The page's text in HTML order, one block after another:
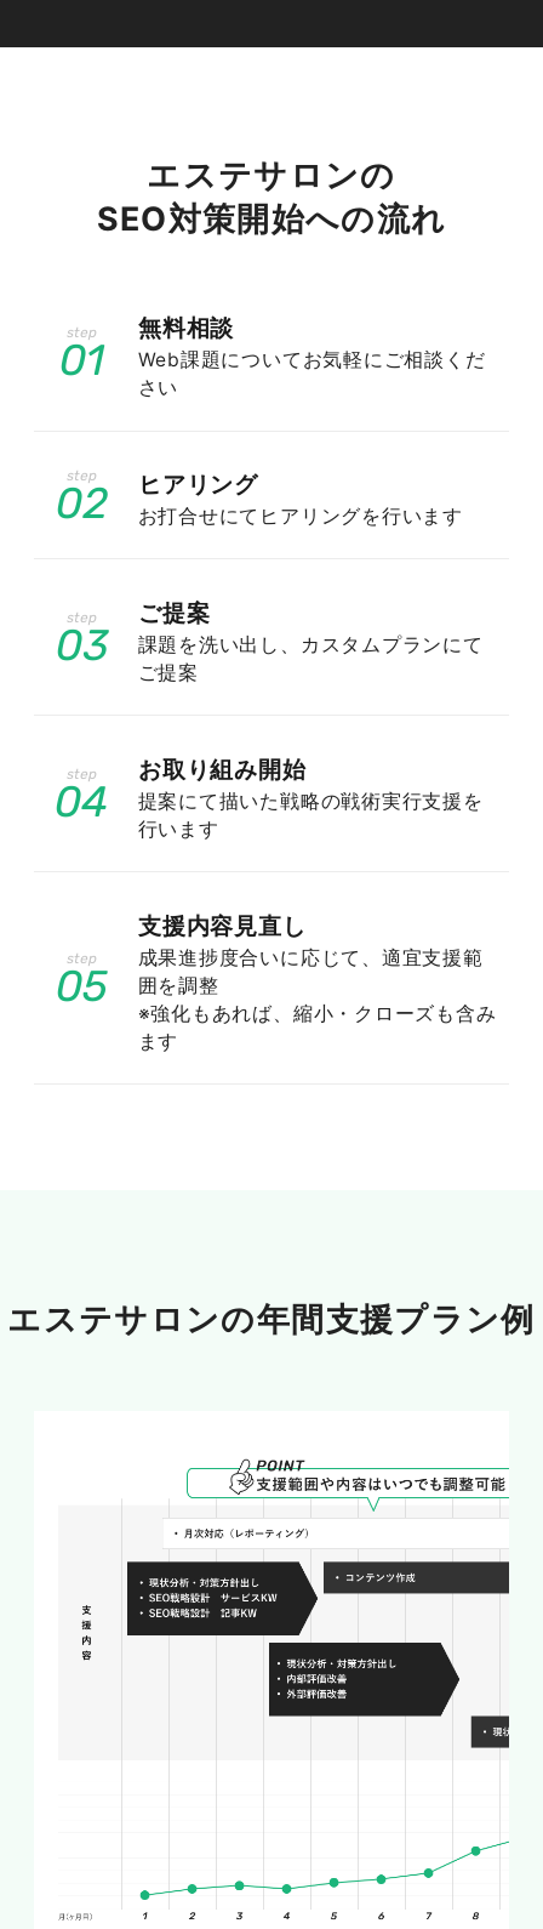
よってさらに集客の好循環が生まれていきます。
エステサロンのSEO対策で狙うべきキ
ーワードの考え方
かの設計でほぼ決まります。エステサロンの場
合、ただ検索数の多い言葉を狙っても競合が強
るか」を見極めること。ここでは、エステサロン
が優先して狙うべきキーワードの考え方を、地
域・悩み・競合性の観点から解説します。
エステサロンは実店舗ビジネスのため、お客様は
通える範囲のサロンしか探しません。そのため
「新宿 エステ」「横浜 痩身エステ」のように、
お客様は「エステに行きたい」のではなく「悩み
を解決したい」と考えています。「二の腕 痩せ
たい」「毛穴 開き 改善」「むくみ 解消」といっ
た悩みベースのキーワードや、「ハイフ」「キャ
ビテーション」などメニュー名での検索は、具体
的なニーズを持った見込み客を集めます。自店舗
が提供できる施術と、お客様が抱える悩みを結び
エステサロンの
SEO対策開始への流れ
01
無料相談
Web課題についてお気軽にご相談くだ
さい
02 ヒアリング
お打合せにてヒアリングを行います
03
ご提案
課題を洗い出し、カスタムプランにて
ご提案
04
お取り組み開始
提案にて描いた戦略の戦術実行支援を
行います
05
支援内容見直し
成果進捗度合いに応じて、適宜支援範
囲を調整
※強化もあれば、縮小・クローズも含み
ます
エステサロンの年間支援プラン例